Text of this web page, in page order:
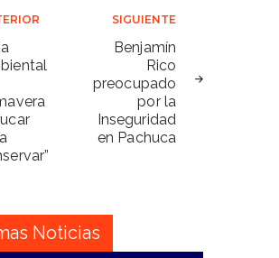
SIGUIENTE
Benjamín
Rico
preocupado
por la
Inseguridad
en Pachuca
Noticias